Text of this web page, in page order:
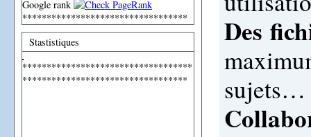
Google rank
**********************************
Stastistiques
***********************************
**********************************
Des
sujets…